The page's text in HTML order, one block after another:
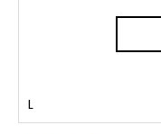
L